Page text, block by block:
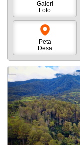
Produk
Hukum
Informasi
Publik
Peta
Desa
Status
IDM
Lapak
Galeri
Foto
Peta
Desa